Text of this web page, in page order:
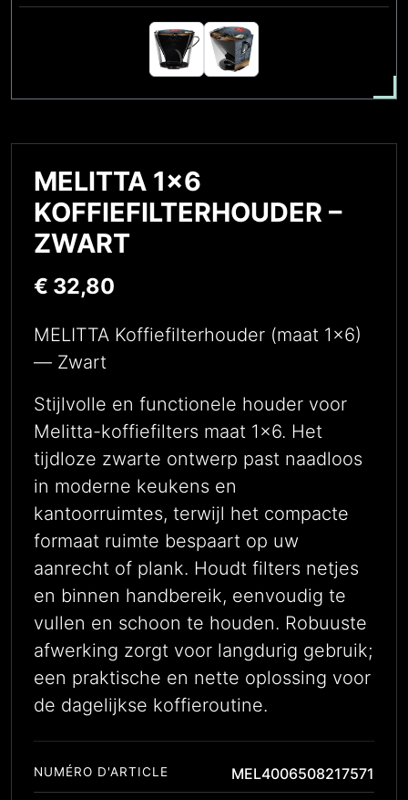
MELITTA 1×6
KOFFIEFILTERHOUDER –
ZWART
€ 32,80
MELITTA Koffiefilterhouder (maat 1×6)
— Zwart
Stijlvolle en functionele houder voor
Melitta-koffiefilters maat 1×6. Het
tijdloze zwarte ontwerp past naadloos
in moderne keukens en
kantoorruimtes, terwijl het compacte
formaat ruimte bespaart op uw
aanrecht of plank. Houdt filters netjes
en binnen handbereik, eenvoudig te
vullen en schoon te houden. Robuuste
afwerking zorgt voor langdurig gebruik;
een praktische en nette oplossing voor
de dagelijkse koffieroutine.
NUMÉRO D'ARTICLE MEL4006508217571